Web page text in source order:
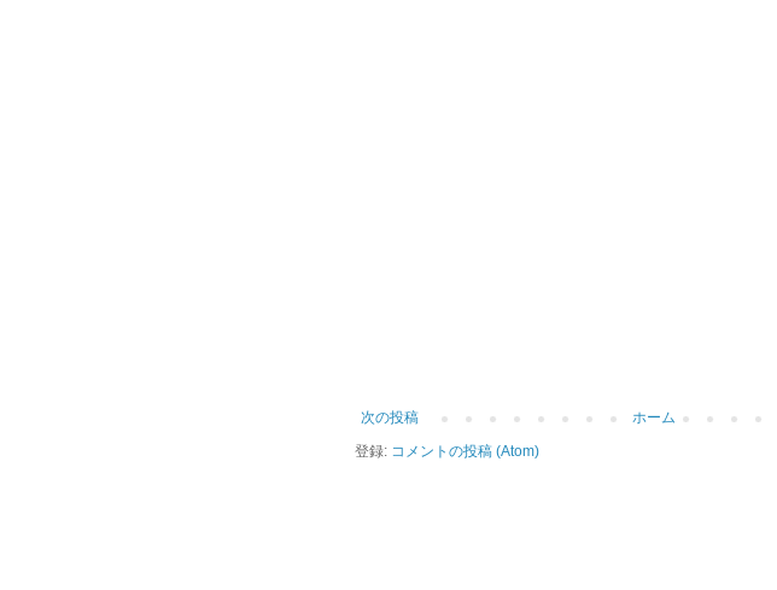
次の投稿
ホーム
登録: コメントの投稿 (Atom)